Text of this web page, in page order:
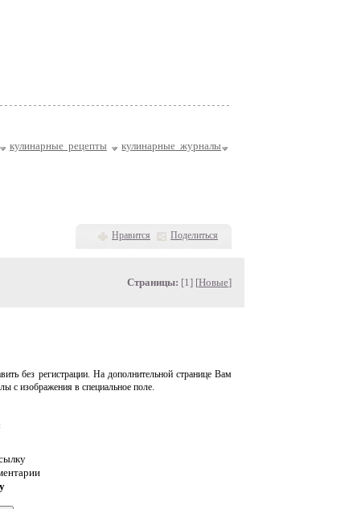
кулинарные рецепты
кулинарные журналы
Нравится Поделиться
Страницы: [1] [Новые]
без регистрации. На дополнительной странице Вам
с изображения в специальное поле.